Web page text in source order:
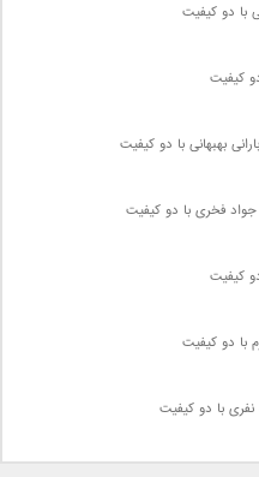
با دو کیفیت
کیفیت
بهبهانی با دو کیفیت
فخری با دو کیفیت
کیفیت
با دو کیفیت
با دو کیفیت